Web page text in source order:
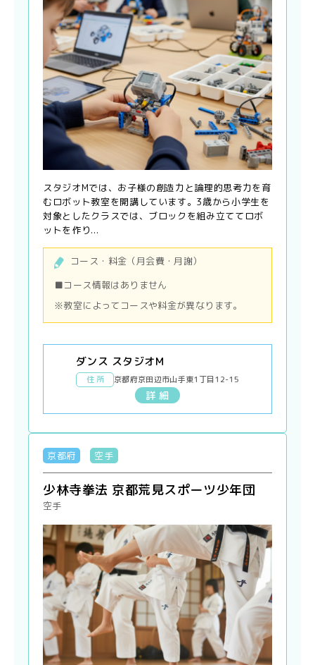
スタジオMでは、お子様の創造力と論理的思考力を育
むロボット教室を開講しています。3歳から小学生を
対象としたクラスでは、ブロックを組み立ててロボ
ットを作り...
コース・料金（月会費・月謝）
■コース情報はありません
※教室によってコースや料金が異なります。
ダンス スタジオM
住 所 京都府京田辺市山手東1丁目12-15
詳 細
京都府 空手
少林寺拳法 京都荒見スポーツ少年団
空手